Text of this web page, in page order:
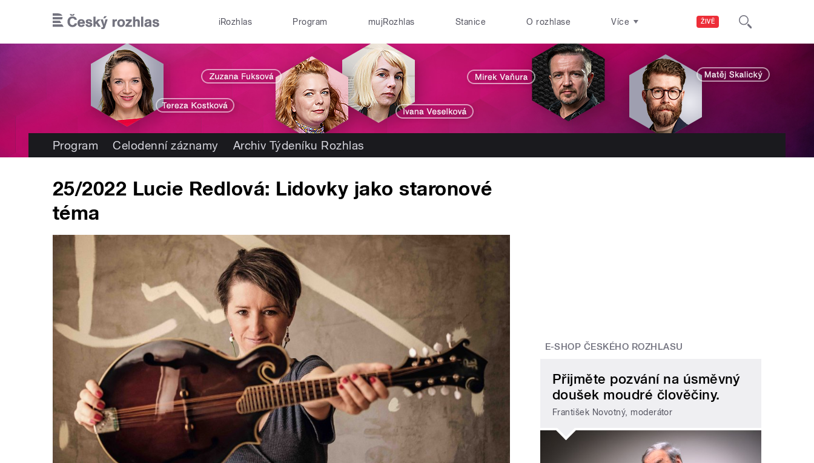
ŽIVĚ
iRozhlas Program mujRozhlas Stanice O rozhlase Více
Program Celodenní záznamy Archiv Týdeníku Rozhlas
25/2022 Lucie Redlová: Lidovky jako staronové
téma
E-SHOP ČESKÉHO ROZHLASU
Přijměte pozvání na úsměvný
doušek moudré člověčiny.
František Novotný, moderátor